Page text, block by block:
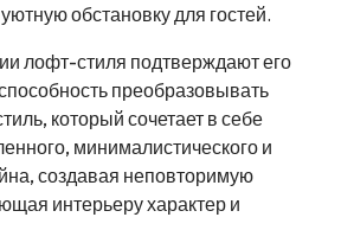
обстановку для гостей.
лофт-стиля подтверждают его
преобразовывать
который сочетает в себе
минималистического и
создавая неповторимую
интерьеру характер и